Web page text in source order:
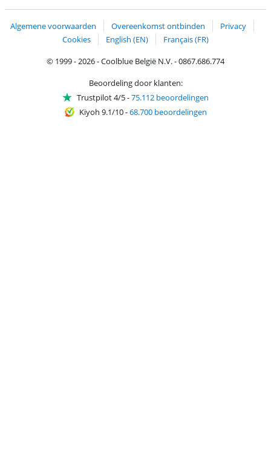
Algemene voorwaarden Overeenkomst ontbinden
Privacy
Cookies
English (EN)
Français (FR)
© 1999 - 2026 - Coolblue België N.V. - 0867.686.774
Beoordeling door klanten:
Trustpilot 4/5-75.112 beoordelingen
Kiyoh 9.1/10-68.700 beoordelingen